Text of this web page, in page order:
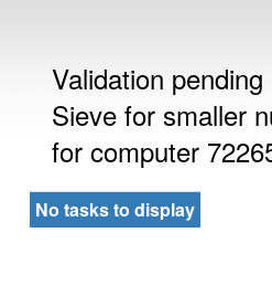
Validation
Sieve for smaller
for computer
No tasks to display